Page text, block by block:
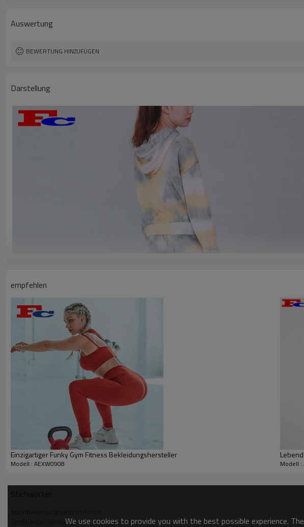
Auswertung
BEWERTUNG HINZUFÜGEN
Darstellung
empfehlen
Einzigartiger Funky Gym Fitness Bekleidungshersteller
Modell : AEXW0908 Modell :
Großhandel TurnhoseWe use cookies to provide you with the best possible experience.